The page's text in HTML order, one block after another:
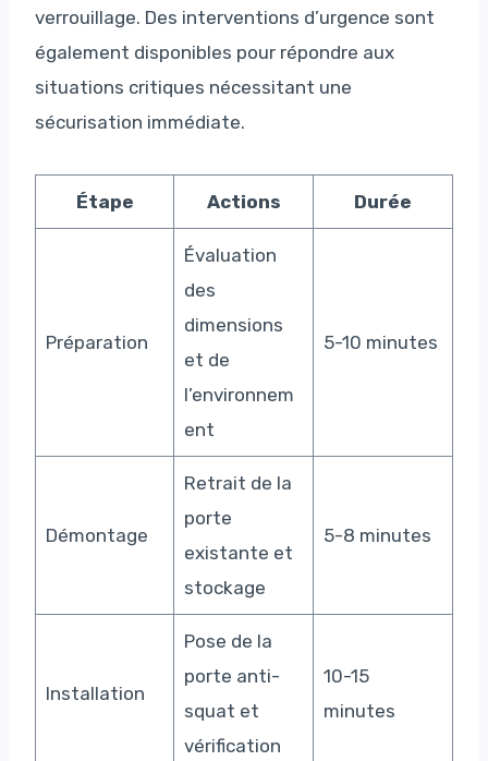
verrouillage. Des interventions d’urgence sont
également disponibles pour répondre aux
situations critiques nécessitant une
sécurisation immédiate.
Étape Actions Durée
Préparation
Évaluation
des
dimensions
et de
l’environnem
ent
5-10 minutes
Démontage
Retrait de la
porte
existante et
stockage
5-8 minutes
Installation
Pose de la
porte anti-
squat et
vérification
10-15
minutes